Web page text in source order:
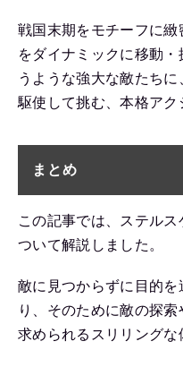
戦国末期をモチーフに
をダイナミックに移動
うような強大な敵たち
駆使して挑む、本格アク
まとめ
この記事では、ステル
ついて解説しました。
敵に見つからずに目的
り、そのために敵の探
求められるスリリングな